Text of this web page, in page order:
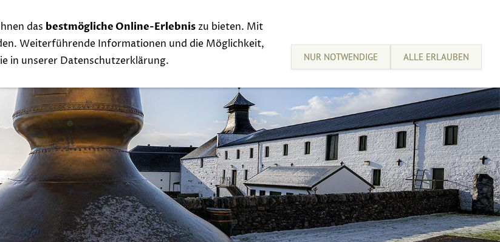
Events Links Contact Exclusive Tastings
das bestmögliche Online-Erlebniszu bieten. Mit
Weiterführende Informationen und die Möglichkeit,
in unserer Datenschutzerklärung.
NUR NOTWENDIGE ALLE ERLAUBEN